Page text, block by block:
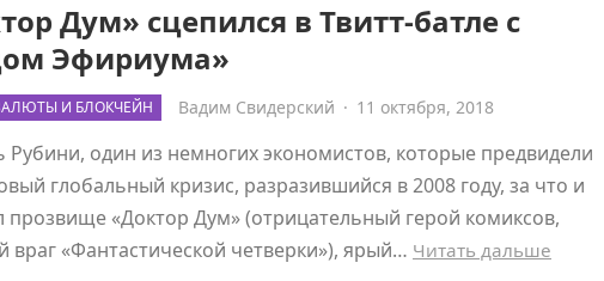
Дум» сцепился в Твитт-батле с
Эфириума»
И БЛОКЧЕЙН Вадим Свидерский · 11 октября, 2018
Рубини, один из немногих экономистов, которые предвидели
глобальный кризис, разразившийся в 2008 году, за что и
прозвище «Доктор Дум» (отрицательный герой комиксов,
враг «Фантастической четверки»), ярый… Читать дальше